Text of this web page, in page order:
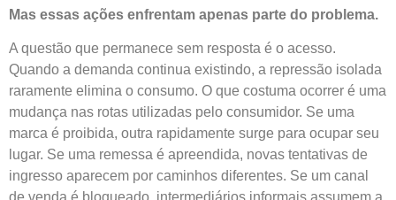
Mas essas ações enfrentam apenas parte do problema.
A questão que permanece sem resposta é o acesso.
Quando a demanda continua existindo, a repressão isolada
raramente elimina o consumo. O que costuma ocorrer é uma
mudança nas rotas utilizadas pelo consumidor. Se uma
marca é proibida, outra rapidamente surge para ocupar seu
lugar. Se uma remessa é apreendida, novas tentativas de
ingresso aparecem por caminhos diferentes. Se um canal